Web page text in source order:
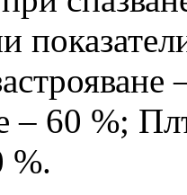
– 60 %;
%.